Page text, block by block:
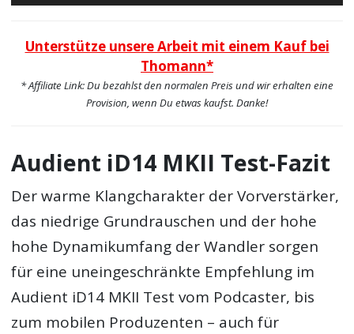
Player
Unterstütze unsere Arbeit mit einem Kauf bei
Thomann*
* Affiliate Link: Du bezahlst den normalen Preis und wir erhalten eine
Provision, wenn Du etwas kaufst. Danke!
Audient iD14 MKII Test-Fazit
Der warme Klangcharakter der Vorverstärker,
das niedrige Grundrauschen und der hohe
hohe Dynamikumfang der Wandler sorgen
für eine uneingeschränkte Empfehlung im
Audient iD14 MKII Test vom Podcaster, bis
zum mobilen Produzenten – auch für